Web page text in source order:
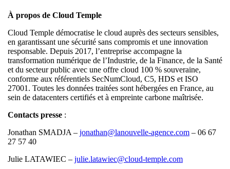
À propos de Cloud Temple
Cloud Temple démocratise le cloud auprès des secteurs sensibles,
en garantissant une sécurité sans compromis et une innovation
responsable. Depuis 2017, l’entreprise accompagne la
transformation numérique de l’Industrie, de la Finance, de la Santé
et du secteur public avec une offre cloud 100 % souveraine,
conforme aux référentiels SecNumCloud, C5, HDS et ISO
27001. Toutes les données traitées sont hébergées en France, au
sein de datacenters certifiés et à empreinte carbone maîtrisée.
Contacts presse :
Jonathan SMADJA – jonathan@lanouvelle-agence.com – 06 67
27 57 40
Julie LATAWIEC – julie.latawiec@cloud-temple.com